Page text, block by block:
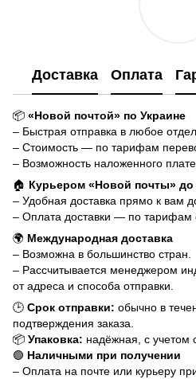
Доставка Оплата
📦 «Новой почтой» по Украине
– Быстрая отправка в любое
– Стоимость — по тарифам
– Возможность наложенного
🏠 Курьером «Новой почты» до
– Удобная доставка прямо к вам
– Оплата доставки — по тарифам
🌍 Международная доставка
– Возможна в большинство стран.
– Рассчитывается менеджером
от адреса и способа отправки.
🕒 Срок отправки: обычно в
подтверждения заказа.
📦 Упаковка: надёжная, с учетом
🟢 Наличными при получении
– Оплата на почте или курьеру